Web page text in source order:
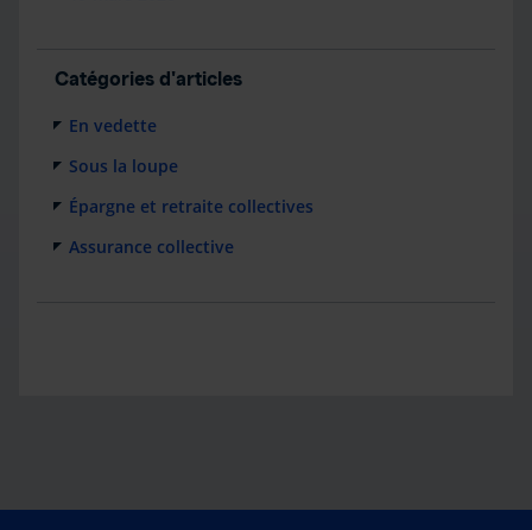
Catégories d'articles
En vedette
Sous la loupe
Épargne et retraite collectives
Assurance collective